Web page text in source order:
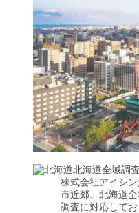
北海道全域調査
株式会社アイシ
市近郊、北海道
調査に対応してお